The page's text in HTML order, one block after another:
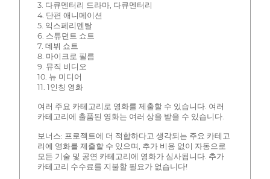
3. 다큐멘터리 드라마, 다큐멘터리
4. 단편 애니메이션
5. 익스페리멘탈
6. 스튜던트 쇼트
7. 데뷔 쇼트
8. 마이크로 필름
9. 뮤직 비디오
10. 뉴 미디어
11. 1인칭 영화
여러 주요 카테고리로 영화를 제출할 수 있습니다. 여러
카테고리에 출품된 영화는 여러 상을 받을 수 있습니다.
보너스: 프로젝트에 더 적합하다고 생각되는 주요 카테고
리에 영화를 제출할 수 있으며, 추가 비용 없이 자동으로
모든 기술 및 공연 카테고리에 영화가 심사됩니다. 추가
카테고리 수수료를 지불할 필요가 없습니다!